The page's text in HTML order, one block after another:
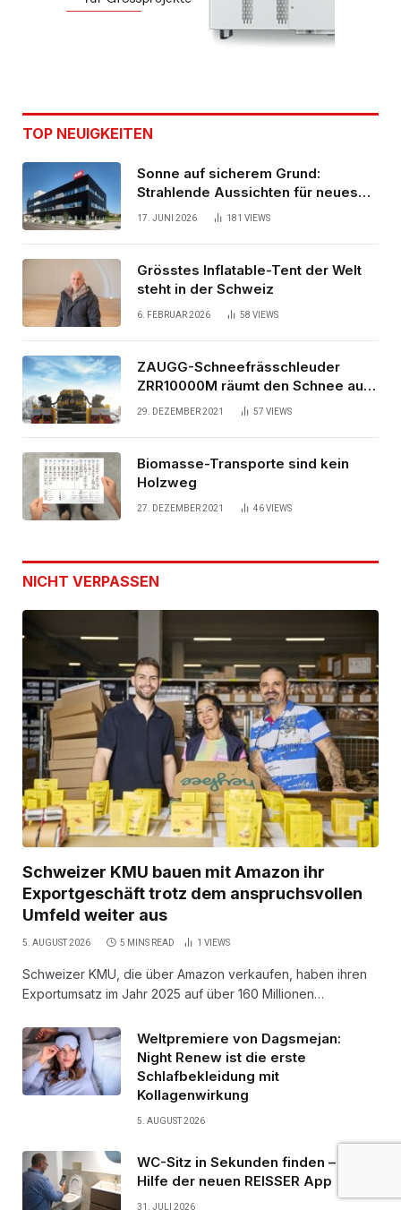
TOP NEUIGKEITEN
Sonne auf sicherem Grund:
Strahlende Aussichten für neues
Bürogebäude
17. JUNI 2026 181 VIEWS
Grösstes Inflatable-Tent der Welt
steht in der Schweiz
6. FEBRUAR 2026 58 VIEWS
ZAUGG-Schneefrässchleuder
ZRR10000M räumt den Schnee auf
schwedischen Gleisen
29. DEZEMBER 2021 57 VIEWS
Biomasse-Transporte sind kein
Holzweg
27. DEZEMBER 2021 46VIEWS
NICHT VERPASSEN
Schweizer KMU bauen mit Amazon ihr
Exportgeschäft trotz dem anspruchsvollen
Umfeld weiter aus
5. AUGUST 2026 5 MINS READ 1 VIEWS
Schweizer KMU, die über Amazon verkaufen, haben ihren
Exportumsatz im Jahr 2025 auf über 160 Millionen…
Weltpremiere von Dagsmejan:
Night Renew ist die erste
Schlafbekleidung mit
Kollagenwirkung
5. AUGUST 2026
WC-Sitz in Sekunden finden – mit
Hilfe der neuen REISSER App
31. JULI 2026